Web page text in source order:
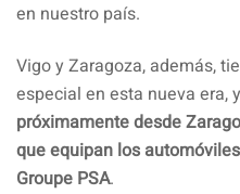
en nuestro país.
Vigo y Zaragoza, además,
especial en esta nueva era,
próximamente desde
que equipan los
Groupe PSA.